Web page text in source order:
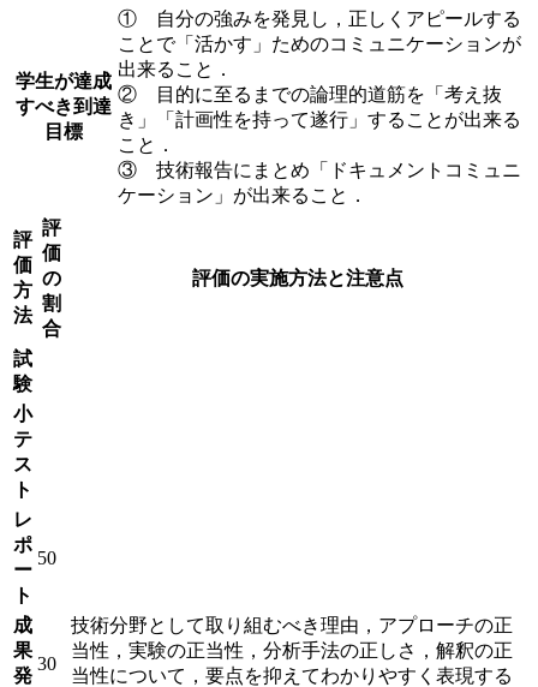
学生が達成
すべき到達
目標
① 自分の強みを発見し，正しくアピールする
ことで「活かす」ためのコミュニケーションが
出来ること．
② 目的に至るまでの論理的道筋を「考え抜
き」「計画性を持って遂行」することが出来る
こと．
③ 技術報告にまとめ「ドキュメントコミュニ
ケーション」が出来ること．
評
価
方
法
評
価
の
割
合
評価の実施方法と注意点
試
験
小
テ
ス
ト
レ
ポ
ー
ト
50
成
果
発
30
技術分野として取り組むべき理由，アプローチの正
当性，実験の正当性，分析手法の正しさ，解釈の正
当性について，要点を抑えてわかりやすく表現する